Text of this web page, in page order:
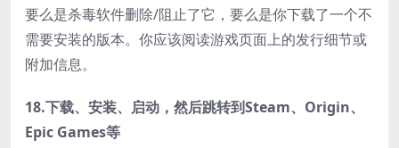
要么是杀毒软件删除/阻止了它，要么是你下载了一个不
需要安装的版本。你应该阅读游戏页面上的发行细节或
附加信息。
18.下载、安装、启动，然后跳转到Steam、Origin、
Epic Games等